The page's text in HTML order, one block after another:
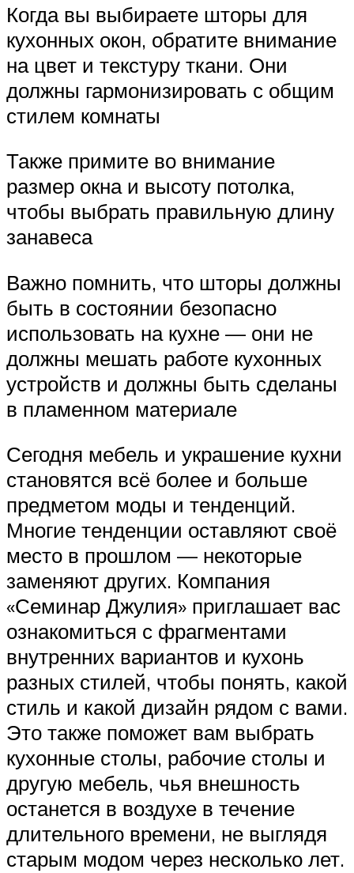
Когда вы выбираете шторы для
кухонных окон, обратите внимание
на цвет и текстуру ткани. Они
должны гармонизировать с общим
стилем комнаты
Также примите во внимание
размер окна и высоту потолка,
чтобы выбрать правильную длину
занавеса
Важно помнить, что шторы должны
быть в состоянии безопасно
использовать на кухне — они не
должны мешать работе кухонных
устройств и должны быть сделаны
в пламенном материале
Сегодня мебель и украшение кухни
становятся всё более и больше
предметом моды и тенденций.
Многие тенденции оставляют своё
место в прошлом — некоторые
заменяют других. Компания
«Семинар Джулия» приглашает вас
ознакомиться с фрагментами
внутренних вариантов и кухонь
разных стилей, чтобы понять, какой
стиль и какой дизайн рядом с вами.
Это также поможет вам выбрать
кухонные столы, рабочие столы и
другую мебель, чья внешность
останется в воздухе в течение
длительного времени, не выглядя
старым модом через несколько лет.